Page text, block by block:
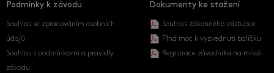
Podmínky k závodu
Souhlas se zpracováním osobních
údajů
Souhlas s podmínkami a pravidly
závodu
Dokumenty ke stažení
Souhlas zákonného zástupce
Plná moc k vyzvednutí balíčku
Registrace závodníka na místě